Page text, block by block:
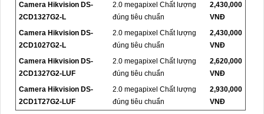
Camera Hikvision DS-
2CD1327G2-L
2.0 megapixel Chất lượng
đúng tiêu chuẩn
2,430,000
VNĐ
Camera Hikvision DS-
2CD1027G2-L
2.0 megapixel Chất lượng
đúng tiêu chuẩn
2,430,000
VNĐ
Camera Hikvision DS-
2CD1327G2-LUF
2.0 megapixel Chất lượng
đúng tiêu chuẩn
2,620,000
VNĐ
Camera Hikvision DS-
2CD1T27G2-LUF
2.0 megapixel Chất lượng
đúng tiêu chuẩn
2,930,000
VNĐ